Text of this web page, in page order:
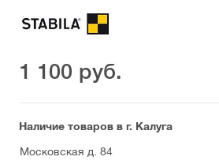
1 100 руб.
Наличие товаров в г. Калуга
Московская д. 84